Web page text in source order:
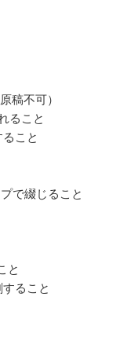
稿不可）
ること
こと
で綴じること
と
ること